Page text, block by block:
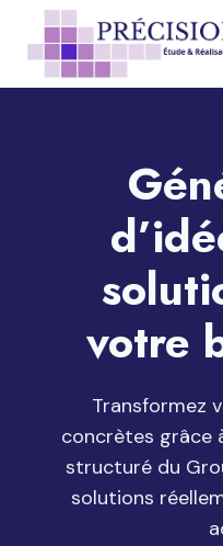
contenu
votre
Transformez
concrètes grâce
structuré du
solutions